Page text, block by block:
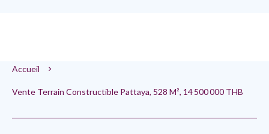
Accueil
Vente Terrain Constructible Pattaya, 528 M², 14 500 000 THB